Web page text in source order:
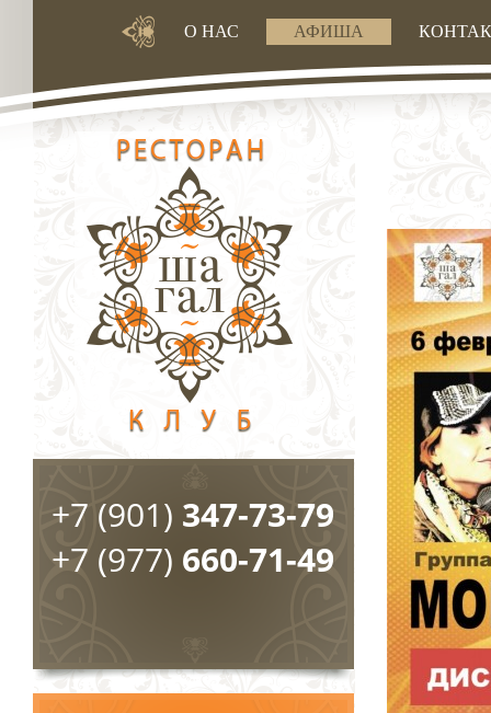
О НАС АФИША
+7 (901) 347-73-79
+7 (977) 660-71-49